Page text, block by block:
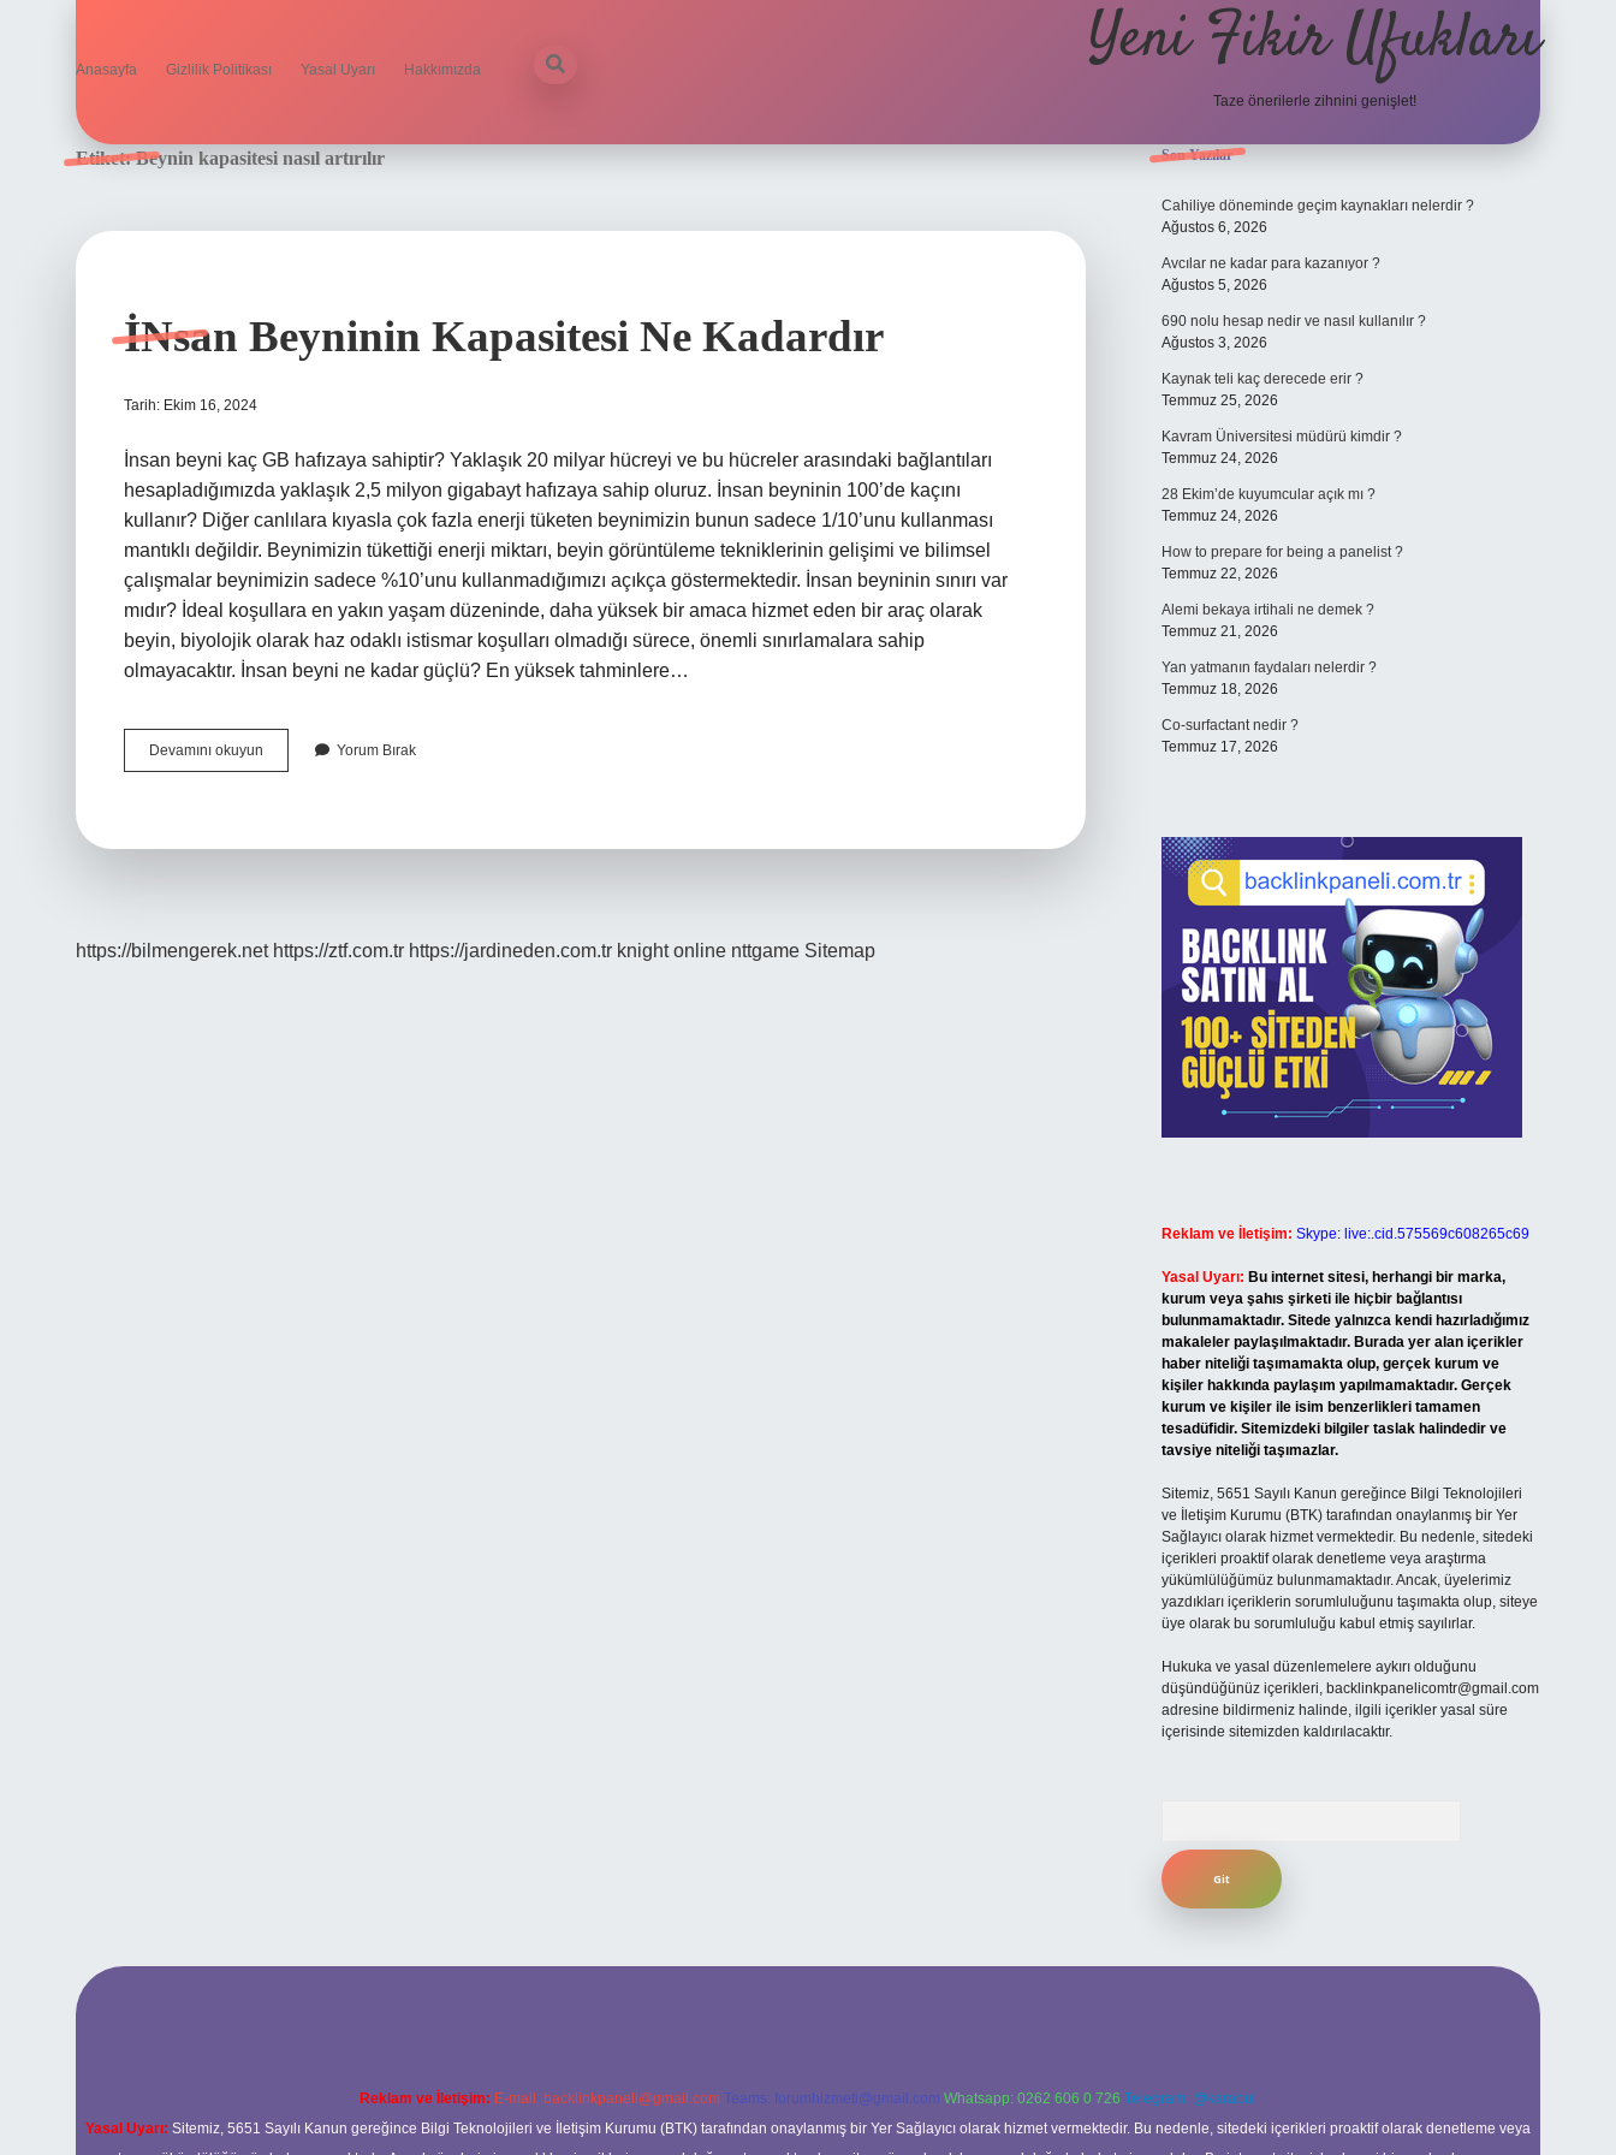
Anasayfa Gizlilik Politikası Yasal Uyarı Hakkımızda Yeni Fikir Ufukları
Taze önerilerle zihnini genişlet!
Etiket:Beynin kapasitesi nasıl artırılır
İNsan Beyninin Kapasitesi Ne Kadardır
Tarih: Ekim 16, 2024
İnsan beyni kaç GB hafızaya sahiptir? Yaklaşık 20 milyar hücreyi ve bu hücreler arasındaki bağlantıları
hesapladığımızda yaklaşık 2,5 milyon gigabayt hafızaya sahip oluruz. İnsan beyninin 100’de kaçını
kullanır? Diğer canlılara kıyasla çok fazla enerji tüketen beynimizin bunun sadece 1/10’unu kullanması
mantıklı değildir. Beynimizin tükettiği enerji miktarı, beyin görüntüleme tekniklerinin gelişimi ve bilimsel
çalışmalar beynimizin sadece %10’unu kullanmadığımızı açıkça göstermektedir. İnsan beyninin sınırı var
mıdır? İdeal koşullara en yakın yaşam düzeninde, daha yüksek bir amaca hizmet eden bir araç olarak
beyin, biyolojik olarak haz odaklı istismar koşulları olmadığı sürece, önemli sınırlamalara sahip
olmayacaktır. İnsan beyni ne kadar güçlü? En yüksek tahminlere…
Devamını okuyun
Beyninin
Yorum Bırak
https://bilmengerek.net https://ztf.com.tr https://jardineden.com.tr knight online nttgame Sitemap
Sidebar
Son Yazılar
Cahiliye döneminde geçim kaynakları nelerdir ?
Ağustos 6, 2026
Avcılar ne kadar para kazanıyor ?
Ağustos 5, 2026
690 nolu hesap nedir ve nasıl kullanılır ?
Ağustos 3, 2026
Kaynak teli kaç derecede erir ?
Temmuz 25, 2026
Kavram Üniversitesi müdürü kimdir ?
Temmuz 24, 2026
28 Ekim’de kuyumcular açık mı ?
Temmuz 24, 2026
How to prepare for being a panelist ?
Temmuz 22, 2026
Alemi bekaya irtihali ne demek ?
Temmuz 21, 2026
Yan yatmanın faydaları nelerdir ?
Temmuz 18, 2026
Co-surfactant nedir ?
Temmuz 17, 2026
Reklam ve İletişim: Skype: live:.cid.575569c608265c69
Yasal Uyarı: Bu internet sitesi, herhangi bir marka,
kurum veya şahıs şirketi ile hiçbir bağlantısı
bulunmamaktadır. Sitede yalnızca kendi hazırladığımız
makaleler paylaşılmaktadır. Burada yer alan içerikler
haber niteliği taşımamakta olup, gerçek kurum ve
kişiler hakkında paylaşım yapılmamaktadır. Gerçek
kurum ve kişiler ile isim benzerlikleri tamamen
tesadüfidir. Sitemizdeki bilgiler taslak halindedir ve
tavsiye niteliği taşımazlar.
Sitemiz, 5651 Sayılı Kanun gereğince Bilgi Teknolojileri
ve İletişim Kurumu (BTK) tarafından onaylanmış bir Yer
Sağlayıcı olarak hizmet vermektedir. Bu nedenle, sitedeki
içerikleri proaktif olarak denetleme veya araştırma
yükümlülüğümüz bulunmamaktadır. Ancak, üyelerimiz
yazdıkları içeriklerin sorumluluğunu taşımakta olup, siteye
üye olarak bu sorumluluğu kabul etmiş sayılırlar.
Hukuka ve yasal düzenlemelere aykırı olduğunu
düşündüğünüz içerikleri, backlinkpanelicomtr@gmail.com
adresine bildirmeniz halinde, ilgili içerikler yasal süre
içerisinde sitemizden kaldırılacaktır.
Reklam ve İletişim: E-mail: backlinkpaneli@gmail.com Teams: forumhizmeti@gmail.com Whatsapp: 0262 606 0 726 Telegram: @karabul
Yasal Uyarı: Sitemiz, 5651 Sayılı Kanun gereğince Bilgi Teknolojileri ve İletişim Kurumu (BTK) tarafından onaylanmış bir Yer Sağlayıcı olarak hizmet vermektedir. Bu nedenle, sitedeki içerikleri proaktif olarak denetleme veya